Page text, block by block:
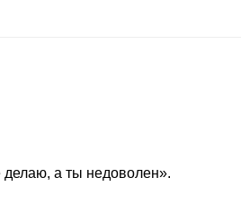
делаю, а ты недоволен».